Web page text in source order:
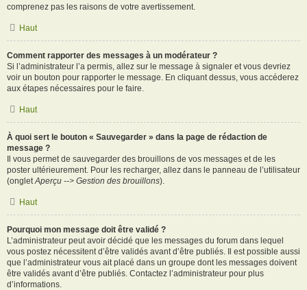
comprenez pas les raisons de votre avertissement.
Haut
Comment rapporter des messages à un modérateur ?
Si l’administrateur l’a permis, allez sur le message à signaler et vous devriez
voir un bouton pour rapporter le message. En cliquant dessus, vous accéderez
aux étapes nécessaires pour le faire.
Haut
À quoi sert le bouton « Sauvegarder » dans la page de rédaction de
message ?
Il vous permet de sauvegarder des brouillons de vos messages et de les
poster ultérieurement. Pour les recharger, allez dans le panneau de l’utilisateur
(ongletAperçu --> Gestion des brouillons).
Haut
Pourquoi mon message doit être validé ?
L’administrateur peut avoir décidé que les messages du forum dans lequel
vous postez nécessitent d’être validés avant d’être publiés. Il est possible aussi
que l’administrateur vous ait placé dans un groupe dont les messages doivent
être validés avant d’être publiés. Contactez l’administrateur pour plus
d’informations.